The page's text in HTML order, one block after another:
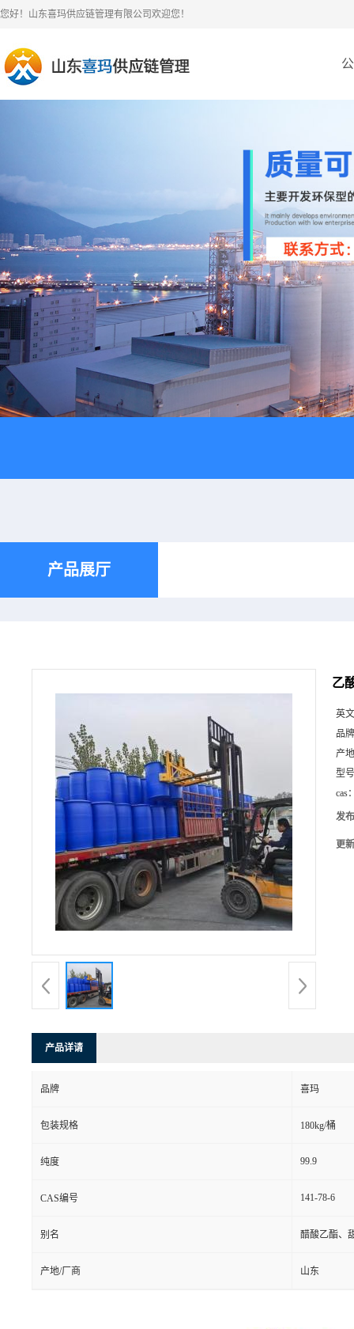
您好！山东喜玛供应链管理有限公司欢迎您！
产品展厅
乙
英
品
产
型
cas
发
更
产品详请
品牌 喜玛
包装规格 180kg/桶
纯度 99.9
CAS编号 141-78-6
别名 醋酸乙酯、
产地/厂商 山东